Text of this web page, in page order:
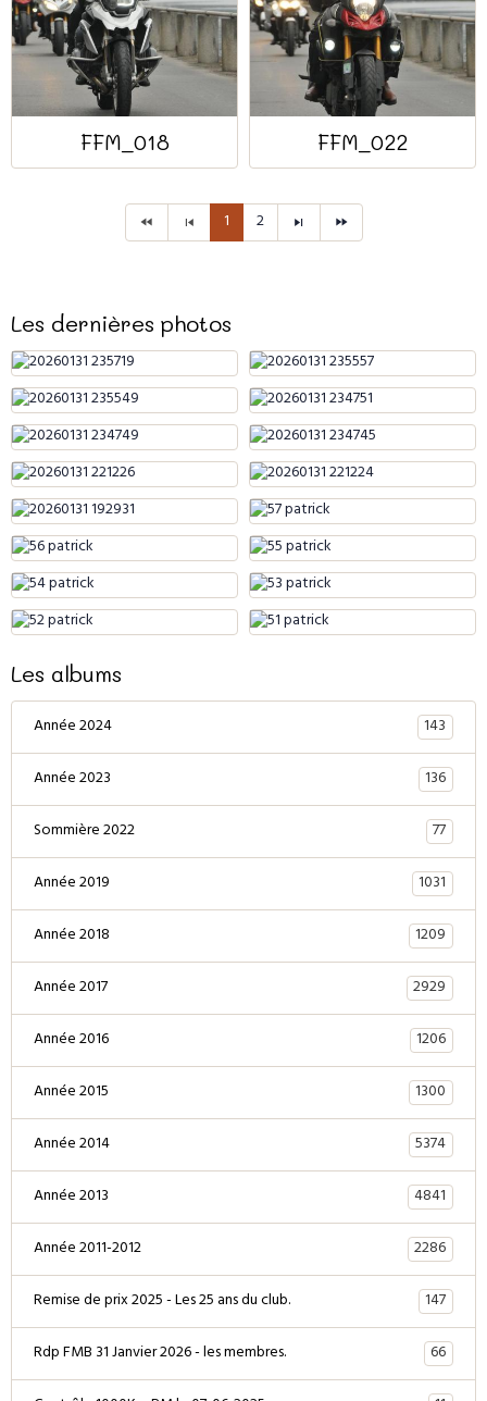
FFM_018 FFM_022
1 2
Les dernières photos
Les albums
Année 2024
143
Année 2023
136
Sommière 2022
77
Année 2019
1031
Année 2018
1209
Année 2017
2929
Année 2016
1206
Année 2015
1300
Année 2014
5374
Année 2013
4841
Année 2011-2012
2286
Remise de prix 2025 - Les 25 ans du club.
147
Rdp FMB 31 Janvier 2026 - les membres.
66